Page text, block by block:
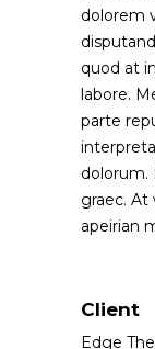
dolorem
quod at
labore.
parte
dolorum.
graec. At
apeirian
Client
Edge